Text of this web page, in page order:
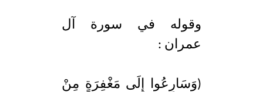
وقوله في سورة آل
عمران :
(وَسَارِعُوا إِلَى مَغْفِرَةٍ مِنْ